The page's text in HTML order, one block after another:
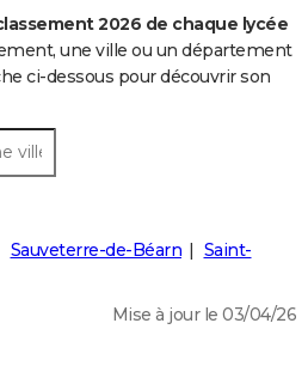
2026 de chaque lycée
une ville ou un département
ci-dessous pour découvrir son
Sauveterre-de-Béarn
Saint-
Mise à jour le 03/04/26